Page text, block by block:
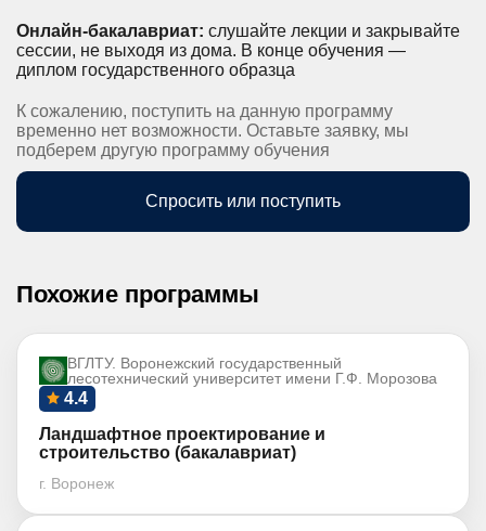
Онлайн-бакалавриат: слушайте лекции и закрывайте
сессии, не выходя из дома. В конце обучения —
диплом государственного образца
К сожалению, поступить на данную программу
временно нет возможности. Оставьте заявку, мы
подберем другую программу обучения
Спросить или поступить
Похожие программы
ВГЛТУ. Воронежский государственный
лесотехнический университет имени Г.Ф. Морозова
4.4
Ландшафтное проектирование и
строительство (бакалавриат)
г. Воронеж